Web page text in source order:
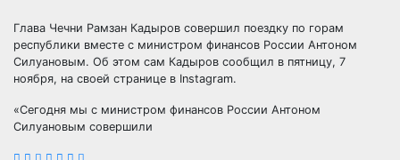
Глава Чечни Рамзан Кадыров совершил поездку по горам
республики вместе с министром финансов России Антоном
Силуановым. Об этом сам Кадыров сообщил в пятницу, 7
ноября, на своей странице в Instagram.
«Сегодня мы с министром финансов России Антоном
Силуановым совершили